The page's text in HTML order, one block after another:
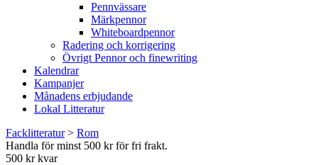
Pennvässare
Märkpennor
Whiteboardpennor
Radering och korrigering
Övrigt Pennor och finewriting
Kalendrar
Kampanjer
Månadens erbjudande
Lokal Litteratur
Facklitteratur> Rom
Handla för minst 500 kr för fri frakt.
500 kr kvar